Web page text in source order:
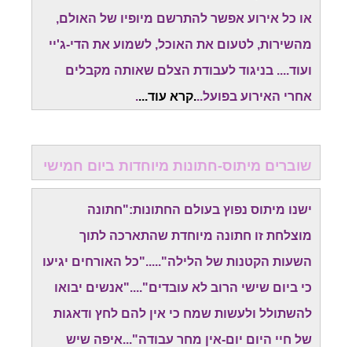
או כל אירוע אפשר להתרשם מיופיו של האולם,
מהשירות, לטעום את האוכל, לשמוע את הדי-ג'יי
ועוד.... בניגוד לעבודת הצלם שאותה מקבלים
אחרי האירוע בפועל...קרא עוד...
.
שוברים מיתוס-חתונות מיוחדות ביום חמישי
ישנו מיתוס נפוץ בעולם החתונות:"חתונה
מוצלחת זו חתונה מיוחדת שהתארכה לתוך
השעות הקטנות של הלילה"....."כל האורחים יגיעו
כי ביום שישי הרוב לא עובדים"...."אנשים יבואו
להשתולל ולעשות שמח כי אין להם לחץ ודאגות
של חיי היום יום-אין מחר עבודה"...איפה שיש